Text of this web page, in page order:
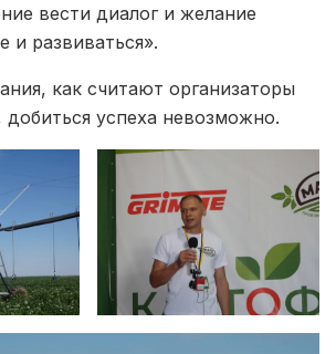
вести диалог и желание
и развиваться».
как считают организаторы
успеха невозможно.